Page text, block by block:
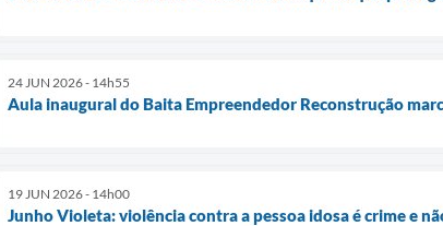
24 JUN 2026 - 14h55
Aula inaugural do Baita Empreendedor Reconstrução
19 JUN 2026 - 14h00
Junho Violeta: violência contra a pessoa idosa é crime e